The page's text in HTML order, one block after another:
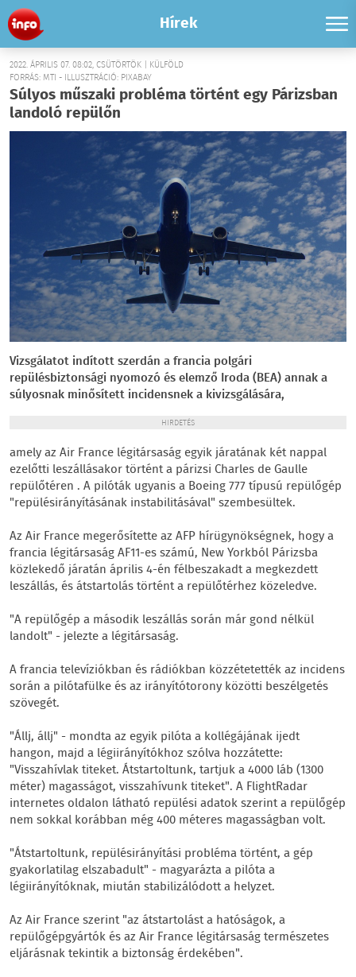
Hírek
2022. ÁPRILIS 07. 08:02, CSÜTÖRTÖK | KÜLFÖLD
FORRÁS: MTI - ILLUSZTRÁCIÓ: PIXABAY
Súlyos műszaki probléma történt egy Párizsban
landoló repülőn
Vizsgálatot indított szerdán a francia polgári
repülésbiztonsági nyomozó és elemző Iroda (BEA) annak a
súlyosnak minősített incidensnek a kivizsgálására,
HIRDETÉS
amely az Air France légitársaság egyik járatának két nappal
ezelőtti leszállásakor történt a párizsi Charles de Gaulle
repülőtéren . A pilóták ugyanis a Boeing 777 típusú repülőgép
"repülésirányításának instabilitásával" szembesültek.
Az Air France megerősítette az AFP hírügynökségnek, hogy a
francia légitársaság AF11-es számú, New Yorkból Párizsba
közlekedő járatán április 4-én félbeszakadt a megkezdett
leszállás, és átstartolás történt a repülőtérhez közeledve.
"A repülőgép a második leszállás során már gond nélkül
landolt" - jelezte a légitársaság.
A francia televíziókban és rádiókban közzétetették az incidens
során a pilótafülke és az irányítótorony közötti beszélgetés
szövegét.
"Állj, állj" - mondta az egyik pilóta a kollégájának ijedt
hangon, majd a légiirányítókhoz szólva hozzátette:
"Visszahívlak titeket. Átstartoltunk, tartjuk a 4000 láb (1300
méter) magasságot, visszahívunk titeket". A FlightRadar
internetes oldalon látható repülési adatok szerint a repülőgép
nem sokkal korábban még 400 méteres magasságban volt.
"Átstartoltunk, repülésirányítási probléma történt, a gép
gyakorlatilag elszabadult" - magyarázta a pilóta a
légiirányítóknak, miután stabilizálódott a helyzet.
Az Air France szerint "az átstartolást a hatóságok, a
repülőgépgyártók és az Air France légitársaság természetes
eljárásnak tekintik a biztonság érdekében".